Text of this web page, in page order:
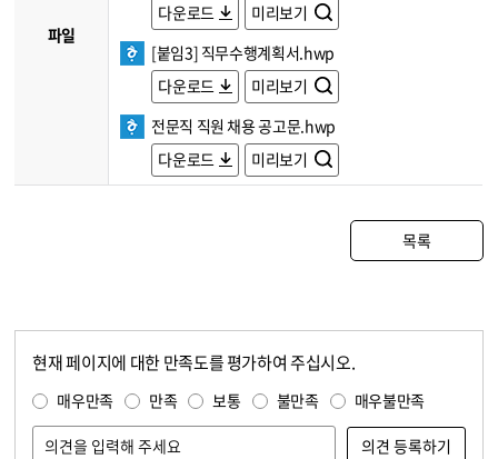
파일
다운로드
미리보기
[붙임3] 직무수행계획서.hwp
다운로드
미리보기
전문직 직원 채용 공고문.hwp
다운로드
미리보기
목록
현재 페이지에 대한 만족도를 평가하여 주십시오.
매우만족 만족 보통 불만족 매우불만족